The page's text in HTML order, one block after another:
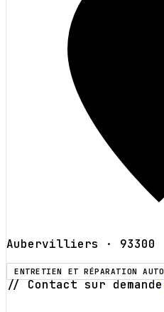
Aubervilliers · 93300
ENTRETIEN ET RÉPARATION AUTO
// Contact sur demande